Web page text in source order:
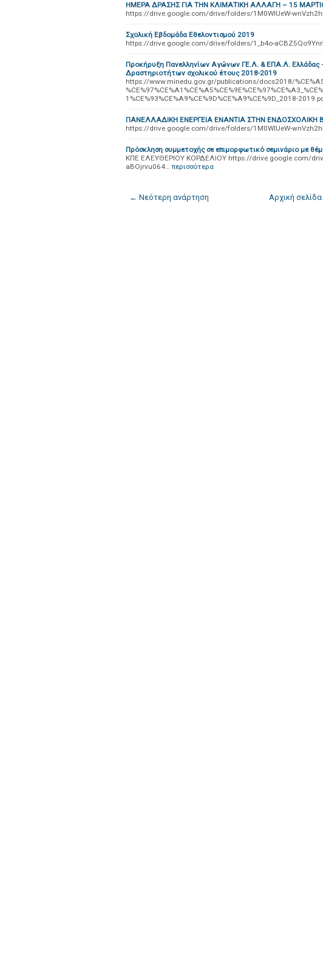
ΗΜΕΡΑ ΔΡΑΣΗΣ ΓΙΑ ΤΗΝ ΚΛΙΜΑΤΙΚΗ ΑΛΛΑΓΗ – 15
https://drive.google.com/drive/folders/1M0WlUeW-
Σχολική Εβδομάδα Εθελοντισμού 2019
https://drive.google.com/drive/folders/1_b4o-
Προκήρυξη Πανελληνίων Αγώνων ΓΕ.Λ. & ΕΠΑ.Λ. Ελλάδας
Δραστηριοτήτων σχολικού έτους 2018-2019
https://www.minedu.gov.gr/publications/docs2018/
1%CE%93%CE%A9%CE%9D%CE%A9%CE%9D_2018-
ΠΑΝΕΛΛΑΔΙΚΗ ΕΝΕΡΓΕΙΑ ΕΝΑΝΤΙΑ ΣΤΗΝ ΕΝΔΟΣΧΟΛΙΚΗ
https://drive.google.com/drive/folders/1M0WlUeW-
Πρόσκληση συμμετοχής σε επιμορφωτικό σεμινάριο με
ΚΠΕ ΕΛΕΥΘΕΡΙΟΥ ΚΟΡΔΕΛΙΟΥ https://drive.google.com/
aBOjrvu064… περισσότερα
← Νεότερη ανάρτηση Αρχική σελίδα